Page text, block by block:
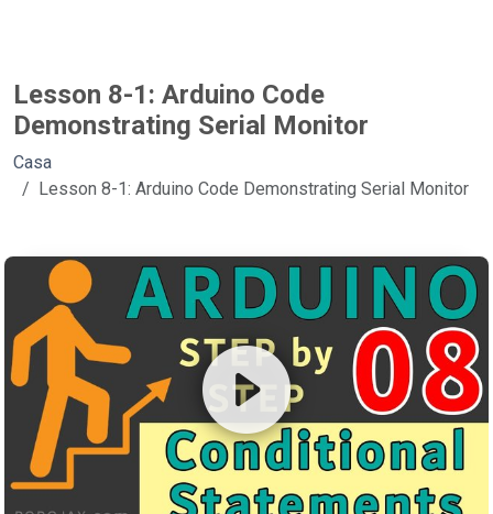
Lesson 8-1: Arduino Code
Demonstrating Serial Monitor
Casa
Lesson 8-1: Arduino Code Demonstrating Serial Monitor